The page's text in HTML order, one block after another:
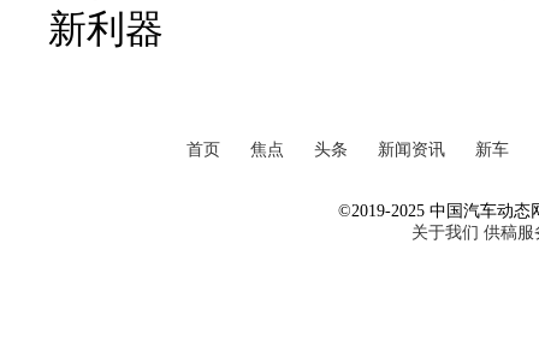
新利器
首页 焦点 头条 新闻资讯 新车
©2019-2025 中国汽车动态
关于我们 供稿服